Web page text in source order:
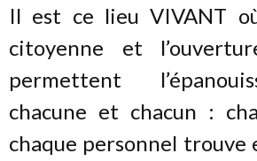
Il est ce lieu VIVANT
citoyenne et
permettent
chacune et chacun :
chaque personnel trouve